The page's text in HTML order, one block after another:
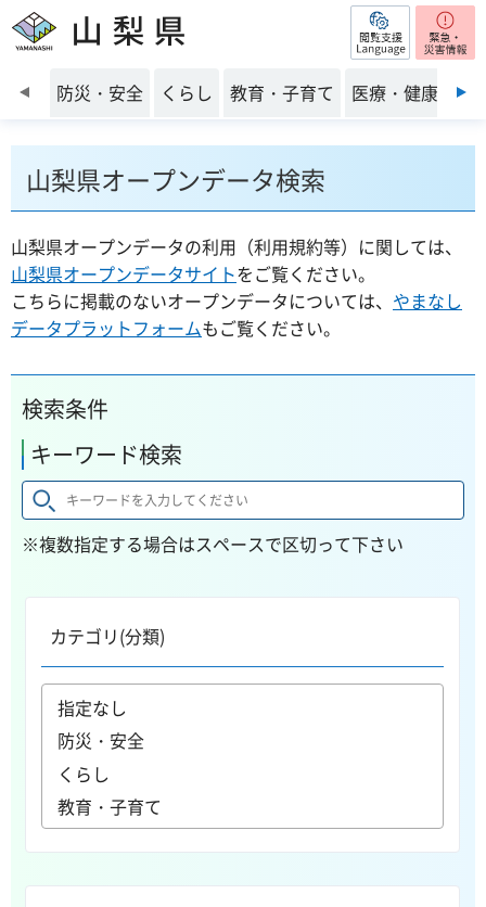
山梨県 閲覧支援
前のスライドを表示
防災・安全 くらし 教育・子育て 医療・健康・福
山梨県オープンデータ検索
山梨県オープンデータの利用（利用規約等）に関しては、
山梨県オープンデータサイトをご覧ください。
こちらに掲載のないオープンデータについては、 やまなし
データプラットフォームもご覧ください。
検索条件
キーワード検索
※複数指定する場合はスペースで区切って下さい
カテゴリ(分類)